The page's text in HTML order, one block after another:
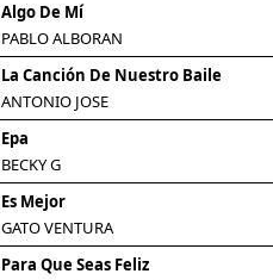
Algo De Mí
PABLO ALBORAN
La Canción De Nuestro Baile
ANTONIO JOSE
Epa
BECKY G
Es Mejor
GATO VENTURA
Para Que Seas Feliz